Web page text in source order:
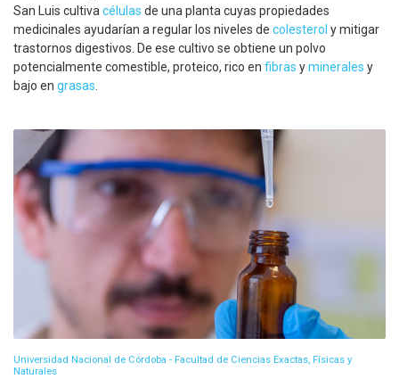
San Luis cultiva células de una planta cuyas propiedades
medicinales ayudarían a regular los niveles de colesterol y mitigar
trastornos digestivos. De ese cultivo se obtiene un polvo
potencialmente comestible, proteico, rico en fibras yminerales y
bajo en grasas
Universidad Nacional de Córdoba - Facultad de Ciencias Exactas, Físicas y
Naturales